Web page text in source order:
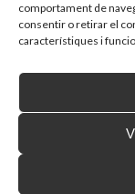
comportament de
consentir o retirar el
característiques i
distintiu que avaluar
espais o municipis